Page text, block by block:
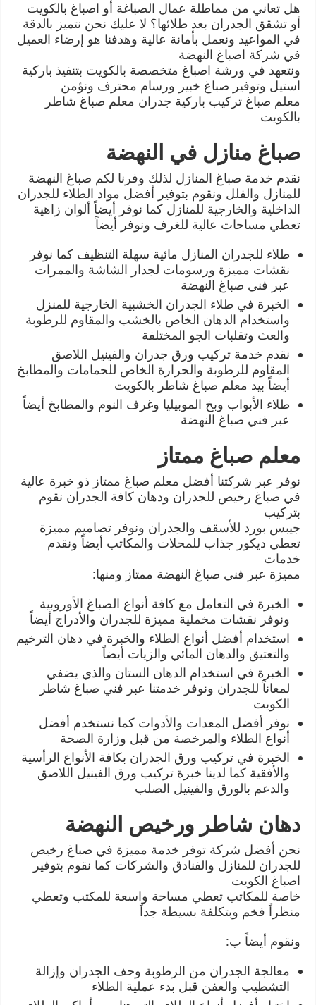
هل تعاني من مماطلة عمال الصباغة أو اصباغ بالكويت
أو تشقق الجدران بعد طلائها؟ لا عليك نحن نتميز بالدقة
في المواعيد ونعمل بأمانة عالية وهدفنا هو إرضاء العميل
في شركة اصباغ النهضة
ونتعهد في ورشة اصباغ متخصصة بالكويت بتنفيذ باركية
استيل وتوفير صباغ خبير ورسام محترف ونؤمن
معلم صباغ تركيب باركية جدران معلم صباغ شاطر
بالكويت
صباغ منازل في النهضة
نقدم خدمة صباغ المنازل لذلك وفرنا لكم صباغ النهضة
للمنازل والفلل ونقوم بتوفير أفضل مواد الطلاء للجدران
الداخلية والخارجية للمنازل كما نوفر أيضاً ألوان زاهية
تعطي مساحات عالية للغرف ونوفر أيضاً
طلاء للجدران المنازل مائية سهلة التنظيف كما نوفر
نقشات مميزة ورسومات لجدار الشاشة والممرات
عبر فني صباغ النهضة
الخبرة في طلاء الجدران الخشبية الخارجية للمنزل
واستخدام الدهان الخاص بالخشب والمقاوم للرطوبة
والعث وتقلبات الجو المختلفة
نقدم خدمة تركيب ورق جدران والفينيل اللاصق
المقاوم للرطوبة والحرارة الخاص للحمامات والمطابخ
أيضاً بيد معلم صباغ شاطر بالكويت
طلاء الأبواب وبخ الموبيليا وغرف النوم والمطابخ أيضاً
عبر فني صباغ النهضة
معلم صباغ ممتاز
نوفر عبر شركتنا أفضل معلم صباغ ممتاز ذو خبرة عالية
في صباغ رخيص للجدران ودهان كافة الجدران نقوم
بتركيب
جيبس بورد للأسقف والجدران ونوفر تصاميم مميزة
تعطي ديكور جذاب للمحلات والمكاتب أيضاً ونقدم
خدمات
مميزة عبر فني صباغ النهضة ممتاز ومنها:
الخبرة في التعامل مع كافة أنواع الصباغ الأوروبية
ونوفر نقشات مخملية مميزة للجدران والأدراج أيضاً
استخدام أفضل أنواع الطلاء والخبرة في دهان الترخيم
والتعتيق والدهان المائي والزيات أيضاً
الخبرة في استخدام الدهان الستان والذي يضفي
لمعاناً للجدران ونوفر خدمتنا عبر فني صباغ شاطر
الكويت
نوفر أفضل المعدات والأدوات كما نستخدم أفضل
أنواع الطلاء والمرخصة من قبل وزارة الصحة
الخبرة في تركيب ورق الجدران بكافة الأنواع الرأسية
والأفقية كما لدينا خبرة تركيب ورق الفينيل اللاصق
والدعم بالورق والفينيل الصلب
دهان شاطر ورخيص النهضة
نحن أفضل شركة توفر خدمة مميزة في صباغ رخيص
للجدران للمنازل والفنادق والشركات كما نقوم بتوفير
اصباغ الكويت
خاصة للمكاتب تعطي مساحة واسعة للمكتب وتعطي
منظراً فخم وبتكلفة بسيطة جداً
ونقوم أيضاً ب:
معالجة الجدران من الرطوبة وحف الجدران وإزالة
التشطيب والعفن قبل بدء عملية الطلاء